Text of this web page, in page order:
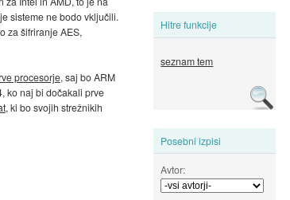
Hitre funkcije
seznam tem
Posebni izpisi
Avtor:
sisteme ne bodo vključili.
za šifriranje AES,
procesorje, saj bo ARM
ko naj bi dočakali prve
, ki bo svojih strežnikih